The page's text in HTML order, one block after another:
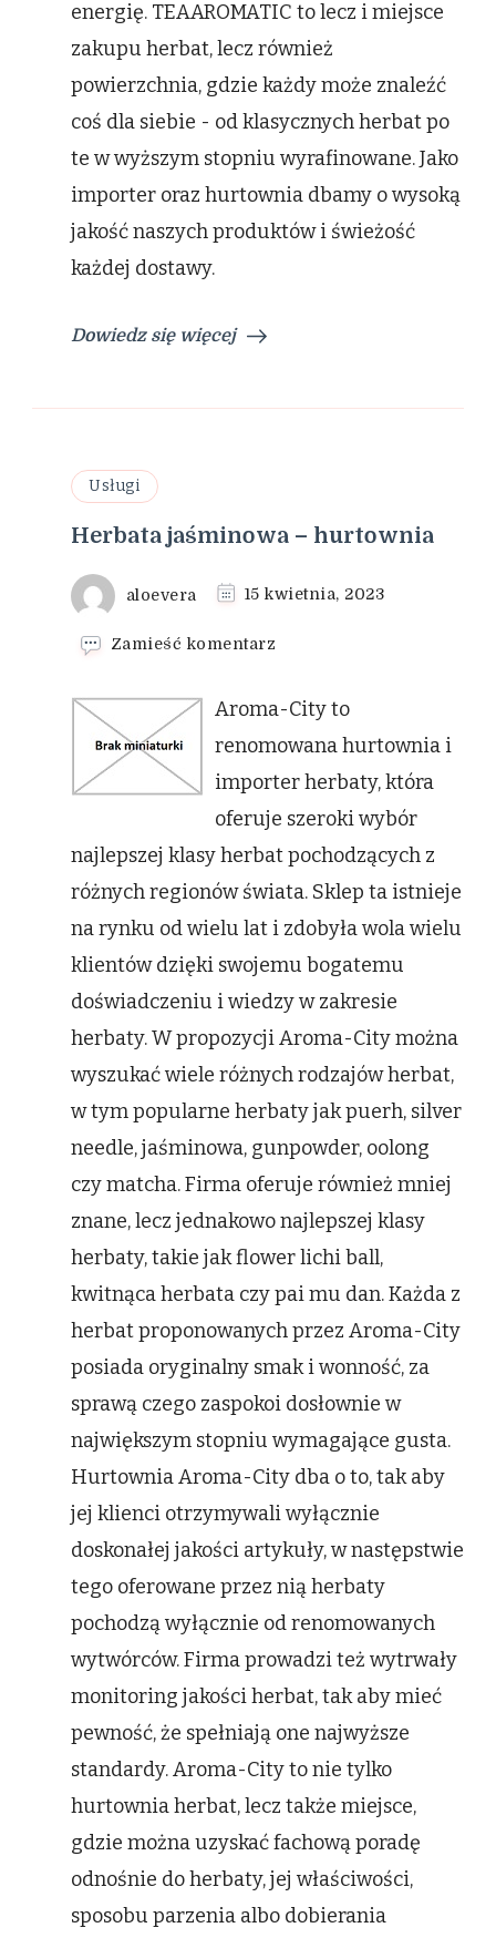
energię. TEAAROMATIC to lecz i miejsce
zakupu herbat, lecz również
powierzchnia, gdzie każdy może znaleźć
coś dla siebie - od klasycznych herbat po
te w wyższym stopniu wyrafinowane. Jako
importer oraz hurtownia dbamy o wysoką
jakość naszych produktów i świeżość
każdej dostawy.
Dowiedz się więcej
Usługi
Herbata jaśminowa – hurtownia
aloevera 15 kwietnia, 2023
Zamieść komentarz
jaśminowa
Aroma-City to
renomowana hurtownia i
importer herbaty, która
oferuje szeroki wybór
najlepszej klasy herbat pochodzących z
różnych regionów świata. Sklep ta istnieje
na rynku od wielu lat i zdobyła wola wielu
klientów dzięki swojemu bogatemu
doświadczeniu i wiedzy w zakresie
herbaty. W propozycji Aroma-City można
wyszukać wiele różnych rodzajów herbat,
w tym popularne herbaty jak puerh, silver
needle, jaśminowa, gunpowder, oolong
czy matcha. Firma oferuje również mniej
znane, lecz jednakowo najlepszej klasy
herbaty, takie jak flower lichi ball,
kwitnąca herbata czy pai mu dan. Każda z
herbat proponowanych przez Aroma-City
posiada oryginalny smak i wonność, za
sprawą czego zaspokoi dosłownie w
największym stopniu wymagające gusta.
Hurtownia Aroma-City dba o to, tak aby
jej klienci otrzymywali wyłącznie
doskonałej jakości artykuły, w następstwie
tego oferowane przez nią herbaty
pochodzą wyłącznie od renomowanych
wytwórców. Firma prowadzi też wytrwały
monitoring jakości herbat, tak aby mieć
pewność, że spełniają one najwyższe
standardy. Aroma-City to nie tylko
hurtownia herbat, lecz także miejsce,
gdzie można uzyskać fachową poradę
odnośnie do herbaty, jej właściwości,
sposobu parzenia albo dobierania